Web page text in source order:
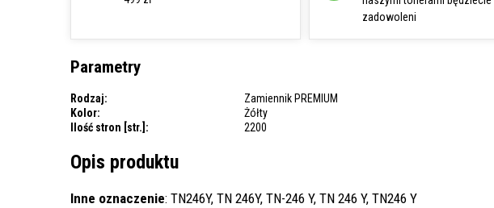
zadowoleni
Parametry
Rodzaj:
Zamiennik PREMIUM
Kolor:
Żółty
Ilość stron [str.]:
2200
Opis produktu
Inne oznaczenie: TN246Y, TN 246Y, TN-246 Y, TN 246 Y, TN246 Y